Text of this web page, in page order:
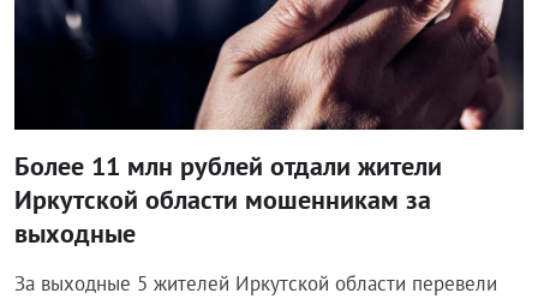
Более 11 млн рублей отдали жители
Иркутской области мошенникам за
выходные
За выходные 5 жителей Иркутской области перевели